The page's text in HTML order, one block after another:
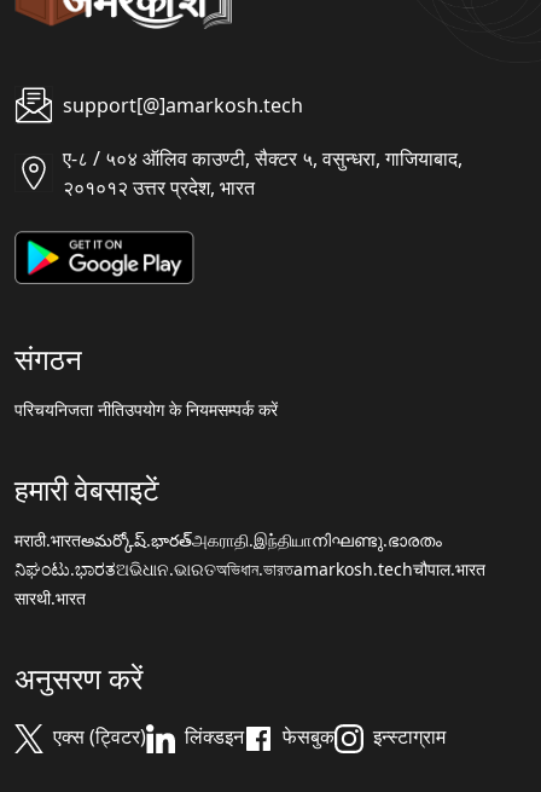
support[@]amarkosh.tech
ए-८ / ५०४ ऑलिव काउण्टी, सैक्टर ५, वसुन्धरा, गाजियाबाद,
२०१०१२ उत्तर प्रदेश, भारत
संगठन
परिचयनिजता नीतिउपयोग के नियमसम्पर्क करें
हमारी वेबसाइटें
मराठी.भारतఅమర్కోష్.భారత్அகராதி.இந்தியாനിഘണ്ടു.ഭാരതം
ನಿಘಂಟು.ಭಾರತଅଭିଧାନ.ଭାରତঅভিধান.ভারতamarkosh.techचौपाल.भारत
सारथी.भारत
अनुसरण करें
एक्स (ट्विटर) लिंक्डइन फेसबुक इन्स्टाग्राम